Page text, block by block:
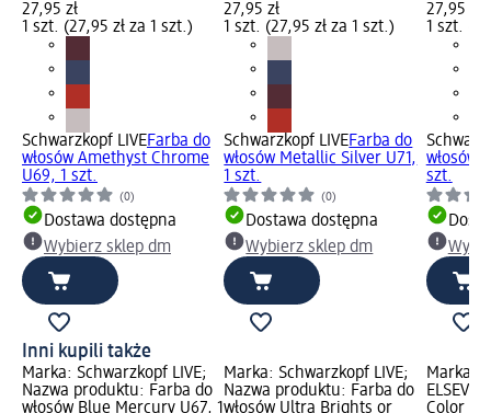
27,95 zł
1 szt. (27,95 zł za 1 szt.)
Schwarzkopf LIVEFarba do
włosów Amethyst Chrome
U69, 1 szt.
(0)
Dostawa dostępna
Wybierz sklep dm
27,95 zł
1 szt. (27,95 zł za 1 szt.)
Schwarzkopf LIVEFarba do
włosów Metallic Silver U71,
1 szt.
(0)
Dostawa dostępna
Wybierz sklep dm
27,95 zł
1 szt.
włosów
szt.
Inni kupili także
Marka: Schwarzkopf LIVE;
Nazwa produktu: Farba do
włosów Blue Mercury U67, 1
Marka: Schwarzkopf LIVE;
Nazwa produktu: Farba do
włosów Ultra Brights or
Marka:
Color